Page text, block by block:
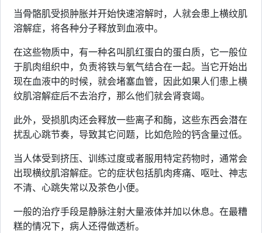
当骨骼肌受损肿胀并开始快速溶解时，人就会患上横纹肌
溶解症，将各种分子释放到血液中。
在这些物质中，有一种名叫肌红蛋白的蛋白质，它一般位
于肌肉组织中，负责将铁与氧气结合在一起。当它开始出
现在血液中的时候，就会堵塞血管，因此如果人们患上横
纹肌溶解症后不去治疗，那么他们就会肾衰竭。
此外，受损肌肉还会释放一些离子和酶，这些东西会潜在
扰乱心跳节奏，导致其它问题，比如危险的钙含量过低。
当人体受到挤压、训练过度或者服用特定药物时，通常会
出现横纹肌溶解症。它的症状包括肌肉疼痛、呕吐、神志
不清、心跳失常以及茶色小便。
一般的治疗手段是静脉注射大量液体并加以休息。在最糟
糕的情况下，病人还得做透析。